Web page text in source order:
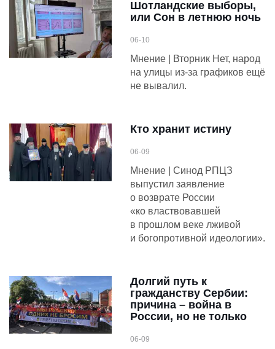
Шотландские выборы,
или Сон в летнюю ночь
06-10
Мнение | Вторник Нет, народ
на улицы из-за графиков ещё
не вывалил.
Кто хранит истину
06-09
Мнение | Синод РПЦЗ
выпустил заявление
о возврате России
«ко властвовавшей
в прошлом веке лживой
и богопротивной идеологии».
Долгий путь к
гражданству Сербии:
причина – война в
России, но не только
06-09